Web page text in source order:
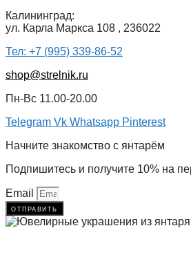
Калининград:
ул. Карла Маркса 108 , 236022
Тел: +7 (995) 339-86-52
shop@strelnik.ru
Пн-Вс 11.00-20.00
Telegram Vk Whatsapp Pinterest
Начните знакомство с янтарём
Подпишитесь и получите 10% на
Email
отправить